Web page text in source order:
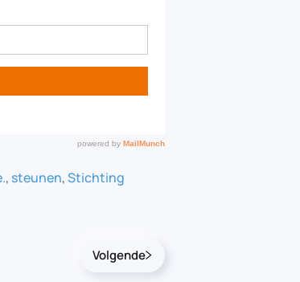
, steunen,Stichting
Volgende